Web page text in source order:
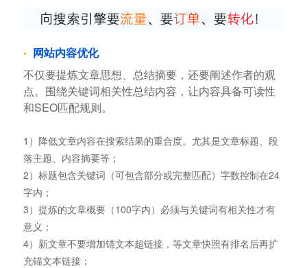
网站内容优化
不仅要提炼文章思想、总结摘要，还要阐述作者的观
点。围绕关键词相关性总结内容，让内容具备可读性
和SEO匹配规则。
1）降低文章内容在搜索结果的重合度。尤其是文章标题、段
落主题、内容摘要等；
2）标题包含关键词（可包含部分或完整匹配）字数控制在24
字内；
3）提炼的文章概要（100字内）必须与关键词有相关性才有
意义；
4）新文章不要增加锚文本超链接，等文章快照有排名后再扩
充锚文本链接；